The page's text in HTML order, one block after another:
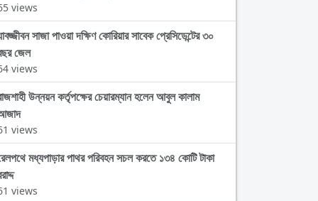
views
সাজা পাওয়া দক্ষিণ কোরিয়ার সাবেক প্রেসিডেন্টের ৩০
জেল
views
উন্নয়ন কর্তৃপক্ষের চেয়ারম্যান হলেন আবুল কালাম
views
মধ্যপাড়ার পাথর পরিবহন সচল করতে ১৩৪ কোটি টাকা
views